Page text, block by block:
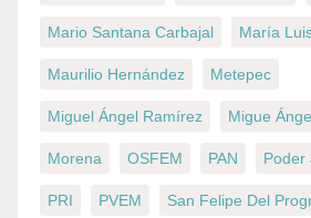
Mario Santana Carbajal María
Maurilio Hernández Metepec
Miguel Ángel Ramírez Migue
Morena OSFEM PAN Poder
PRI PVEM San Felipe Del